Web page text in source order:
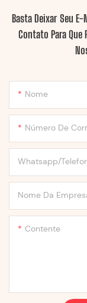
Basta Deixar Seu
Contato Para Que
Nome
Número De
Whatsapp/
Nome Da
Contente